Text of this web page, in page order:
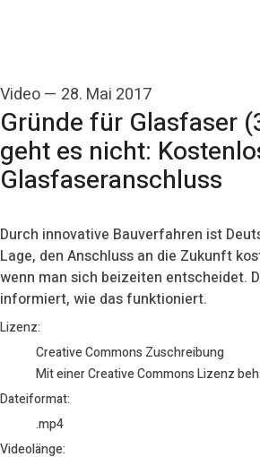
Video— 28. Mai 2017
Gründe für Glasfaser
geht es nicht:
Glasfaseranschluss
Durch innovative Bauverfahren ist
Lage, den Anschluss an die Zukunft
wenn man sich beizeiten entscheidet.
informiert, wie das funktioniert.
go to media item
Lizenz:
Creative Commons Zuschreibung
Mit einer Creative Commons Lizenz
Dateiformat:
.mp4
Videolänge: